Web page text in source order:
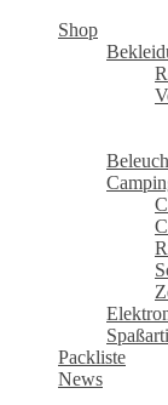
Shop
Packliste
News